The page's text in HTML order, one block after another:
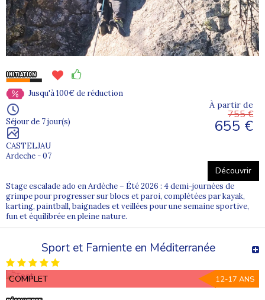
Jusqu'à 100€ de réduction
Séjour de 7 jour(s)
CASTELJAU
Ardeche - 07
À partir de
755 €
655 €
Découvrir
Stage escalade ado en Ardèche – Été 2026 : 4 demi-journées de
grimpe pour progresser sur blocs et paroi, complétées par kayak,
karting, paintball, baignades et veillées pour une semaine sportive,
fun et équilibrée en pleine nature.
Sport et Farniente en Méditerranée
COMPLET 12-17 ANS